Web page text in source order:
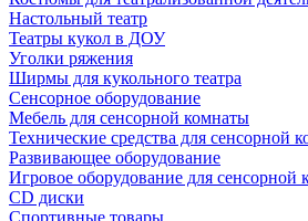
Настольный театр
Театры кукол в ДОУ
Уголки ряжения
Ширмы для кукольного театра
Сенсорное оборудование
Мебель для сенсорной комнаты
Технические средства для сенсорной
Развивающее оборудование
Игровое оборудование для сенсорной
CD диски
Спортивные товары